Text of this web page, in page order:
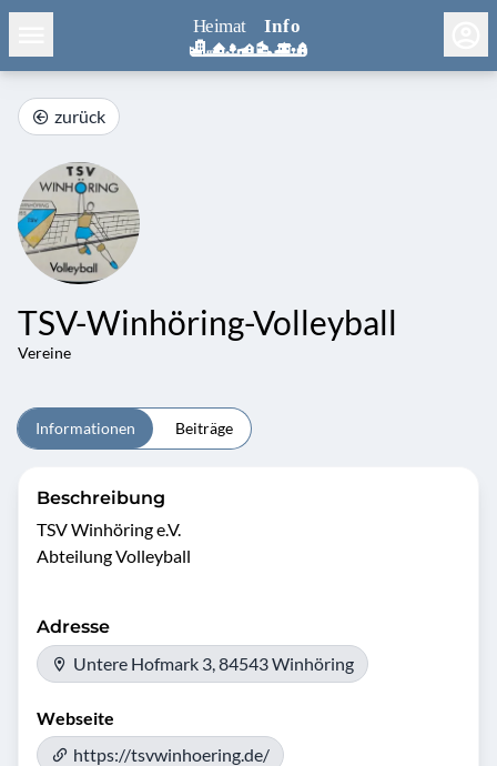
zurück
TSV-Winhöring-Volleyball
Vereine
Informationen Beiträge
Beschreibung
TSV Winhöring e.V.
Abteilung Volleyball
Adresse
Untere Hofmark 3, 84543 Winhöring
Webseite
https://tsvwinhoering.de/